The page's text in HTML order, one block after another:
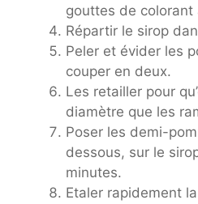
gouttes de colorant
Répartir le sirop
Peler et évider les
couper en deux.
Les retailler pour
diamètre que les
Poser les demi-
dessous, sur le
minutes.
Etaler rapidement